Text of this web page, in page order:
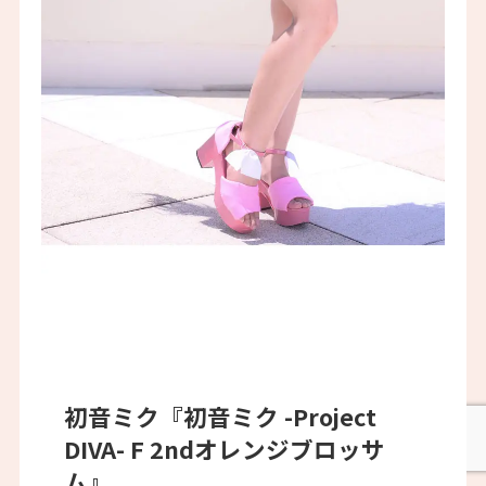
初音ミク『初音ミク -Project
DIVA- F 2ndオレンジブロッサ